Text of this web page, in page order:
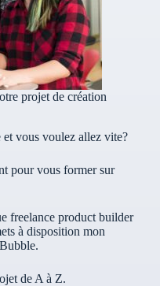
projet de création
vous voulez allez vite?
pour vous former sur
freelance product builder
à disposition mon
de A à Z.